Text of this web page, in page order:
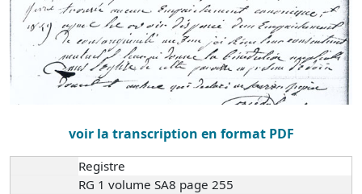
voir la transcription en format PDF
Registre
RG 1 volume SA8 page 255